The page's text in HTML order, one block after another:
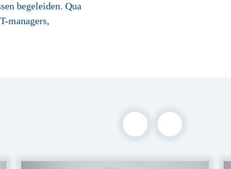
begeleiden. Qua
managers,